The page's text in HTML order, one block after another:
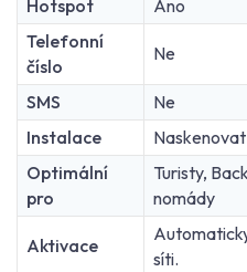
Hotspot
Ano
Telefonní
číslo
Ne
SMS
Ne
Instalace
Optimální
pro
Turisty,
nomády
Aktivace
síti.